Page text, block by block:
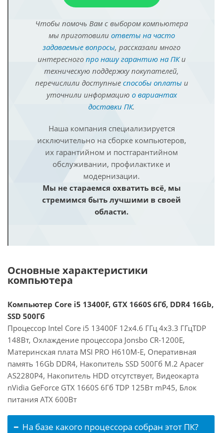
Чтобы помочь Вам с выбором компьютера
мы приготовили ответы на часто
задаваемые вопросы, рассказали много
интересного про нашу гарантию на ПКи
техническую поддержку покупателей,
перечислили доступные способы оплатыи
уточнили информацию о вариантах
доставки ПК.
Наша компания специализируется
исключительно на сборке компьютеров,
их гарантийном и постгарантийном
обслуживании, профилактике и
модернизации.
Мы не стараемся охватить всё, мы
стремимся быть лучшими в своей
области.
Основные характеристики
компьютера
Компьютер Core i5 13400F, GTX 1660S 6Гб, DDR4 16Gb,
SSD 500Гб
Процессор Intel Core i5 13400F 12x4.6 ГГц 4x3.3 ГГцTDP
148Вт, Охлаждение процессора Jonsbo CR-1200E,
Материнская плата MSI PRO H610M-E, Оперативная
память 16Gb DDR4, Накопитель SSD 500Гб M.2 Apacer
AS2280P4, Накопитель HDD отсутствует, Видеокарта
nVidia GeForce GTX 1660S 6Гб TDP 125Вт mP45, Блок
питания ATX 600Вт
На базе какого процессора собран этот ПК?